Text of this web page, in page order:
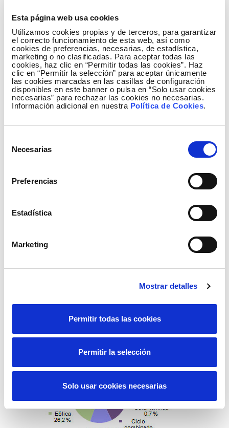
Esta página web usa cookies
Utilizamos cookies propias y de terceros, para garantizar
el correcto funcionamiento de esta web, así como
cookies de preferencias, necesarias, de estadística,
marketing o no clasificadas. Para aceptar todas las
cookies, haz clic en “Permitir todas las cookies”. Haz
clic en “Permitir la selección” para aceptar únicamente
las cookies marcadas en las casillas de configuración
disponibles en este banner o pulsa en “Solo usar cookies
necesarias” para rechazar las cookies no necesarias.
Información adicional en nuestra Política de Cookies.
Necesarias
Preferencias
Estadística
Marketing
Mostrar detalles
Permitir todas las cookies
Permitir la selección
Solo usar cookies necesarias
alcanzado los 5.376 GWh, un 7,2% superior frente al
mismo periodo del año pasado, y ha supuesto el
25,1% de la producción total.
Asimismo, la generación procedente de fuentes de
energía renovable ha representado el 46,8%, casi 17
puntos más que en el mismo periodo del año
anterior.
Generación de enero a febrero del 2013